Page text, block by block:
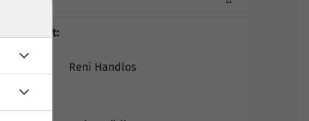
Lehrkraft:
Reni Handlos